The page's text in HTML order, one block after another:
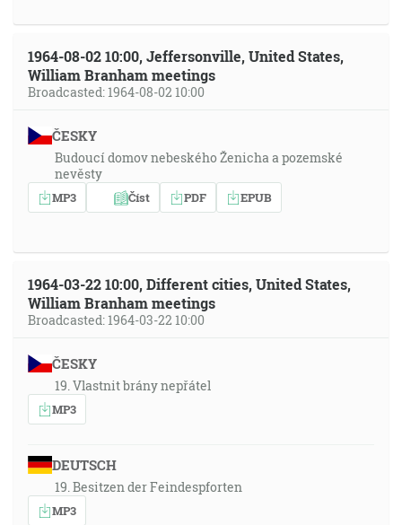
1964-08-02 10:00, Jeffersonville, United States,
William Branham meetings
Broadcasted: 1964-08-02 10:00
ČESKY
Budoucí domov nebeského Ženicha a pozemské
nevěsty
MP3 Číst PDF EPUB
1964-03-22 10:00, Different cities, United States,
William Branham meetings
Broadcasted: 1964-03-22 10:00
ČESKY
19. Vlastnit brány nepřátel
MP3
DEUTSCH
19. Besitzen der Feindespforten
MP3